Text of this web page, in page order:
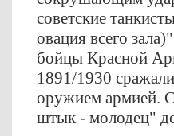
советские
овация всего
бойцы Красной
1891/1930
оружием армией.
штык - молодец"